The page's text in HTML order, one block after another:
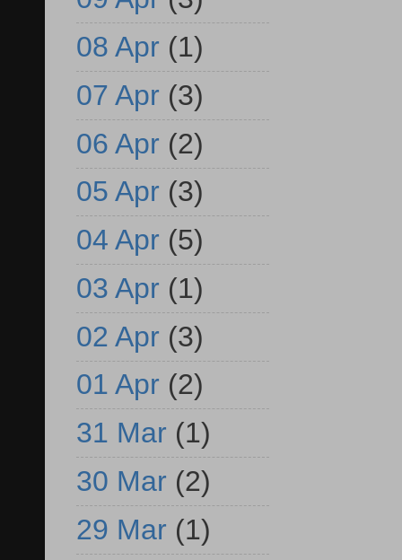
08 Apr (1)
07 Apr (3)
06 Apr (2)
05 Apr (3)
04 Apr (5)
03 Apr (1)
02 Apr (3)
01 Apr (2)
31 Mar (1)
30 Mar (2)
29 Mar (1)